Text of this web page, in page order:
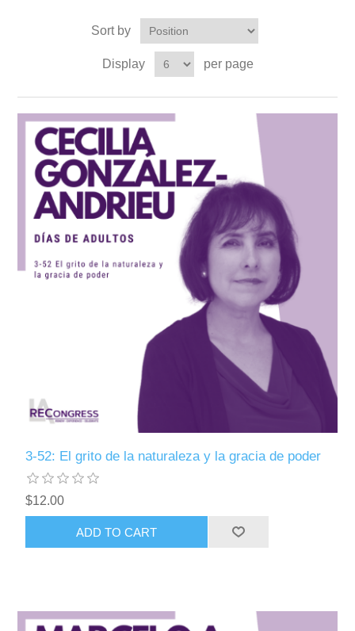
Sort by
Display per page
3-52: El grito de la naturaleza y la gracia de poder
$12.00
ADD TO CART